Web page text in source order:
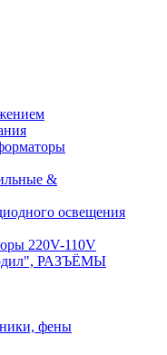
&
освещения
220V-110V
РАЗЪЁМЫ
фены